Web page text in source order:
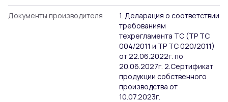
Документы производителя
1. Деларация о соответствии
требованиям
техрегламента ТС (ТР ТС
004/2011 и ТР ТС 020/2011)
от 22.06.2022г. по
20.06.2027г. 2.Сертификат
продукции собственного
производства от
10.07.2023г.